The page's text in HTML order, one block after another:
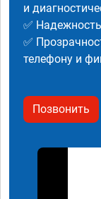
и
✅
✅
телефону и
Позвонить